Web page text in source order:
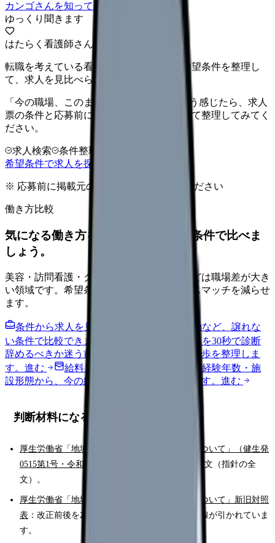
カンゴさんを知ってから相談する
ゆっくり聞きます
はたらく看護師さん 求人
転職を考えている看護師さんへ。まずは希望条件を整理し
て、求人を見比べられます。
「今の職場、このままでいいのかな...」そう感じたら、求人
票の条件と応募前に確認したい不安を分けて整理してみてく
ださい。
求人検索 条件整理
希望条件で求人を探す
※ 応募前に掲載元の最新情報を確認してください
働き方比較
気になる働き方を、求人を見る前に条件で比べま
しょう。
美容・訪問看護・クリニック・夜勤なしなどは職場差が大き
い領域です。希望条件を先に整理するとミスマッチを減らせ
ます。
条件から求人を見る
夜勤回数・残業・通勤など、譲れな
い条件で比較できます。
職場の悩みを30秒で診断
辞めるべきか迷う前に、悩みの種類と次の一歩を整理しま
す。 進む 給料コンパスで比較する
地域・経験年数・施
設形態から、今の給料の現在地を確認できます。 進む
判断材料になる一次情報
厚生労働省「地域における保健師の保健活動について」（健生発
0515第1号・令和8年5月15日）
：改正後の通知本文（指針の全
文）。
厚生労働省「地域における保健師の保健活動について」新旧対照
表 ：改正前後を左右で比較でき、変更箇所に傍線が引かれていま
す。